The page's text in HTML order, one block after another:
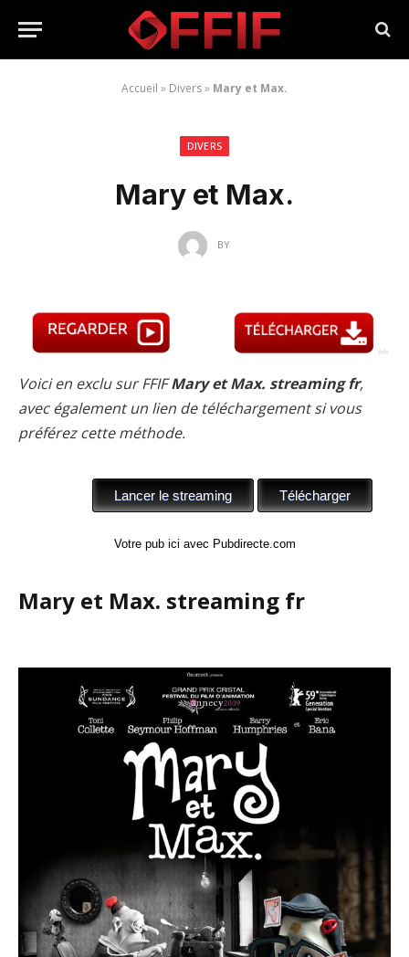
Accueil » Divers» Mary et Max.
DIVERS
Mary et Max.
BY
Voici en exclu sur FFIFMary et Max. streaming fr,
avec également un lien de téléchargement si vous
préférez cette méthode.
Votre pub ici avec Pubdirecte.com
Mary et Max. streaming fr